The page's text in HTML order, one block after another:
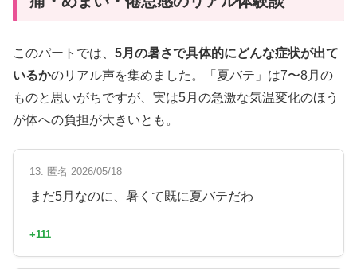
このパートでは、 5月の暑さで具体的にどんな症状が出て
いるかのリアル声を集めました。「夏バテ」は7〜8月の
ものと思いがちですが、実は5月の急激な気温変化のほう
が体への負担が大きいとも。
13. 匿名 2026/05/18
まだ5月なのに、暑くて既に夏バテだわ
+111